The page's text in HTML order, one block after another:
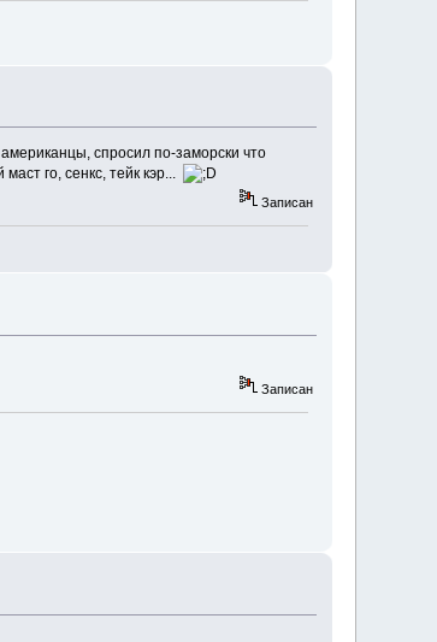
спросил по-заморски что
го, сенкс, тейк кэр...
Записан
Записан